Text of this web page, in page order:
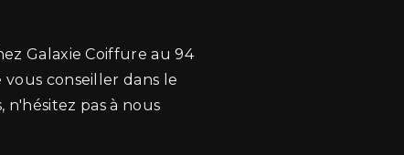
Galaxie Coiffure au 94
conseiller dans le
pas à nous